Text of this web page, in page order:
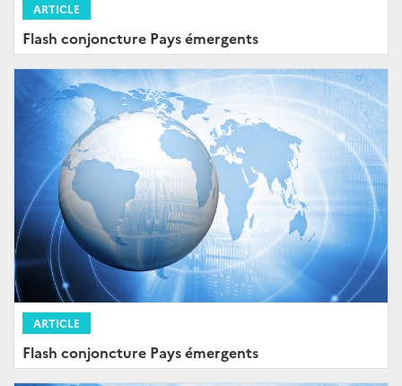
ARTICLE
Flash conjoncture Pays émergents
ARTICLE
Flash conjoncture Pays émergents